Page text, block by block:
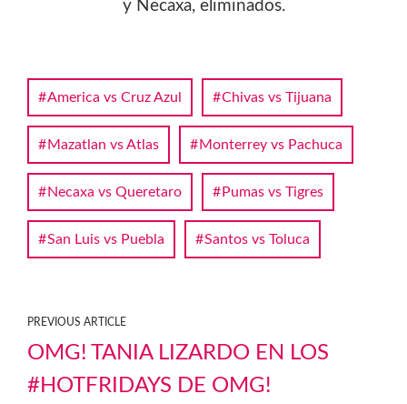
y Necaxa, eliminados.
America vs Cruz Azul Chivas vs Tijuana
Mazatlan vs Atlas Monterrey vs Pachuca
Necaxa vs Queretaro Pumas vs Tigres
San Luis vs Puebla Santos vs Toluca
PREVIOUS ARTICLE
OMG! TANIA LIZARDO EN LOS
#HOTFRIDAYS DE OMG!